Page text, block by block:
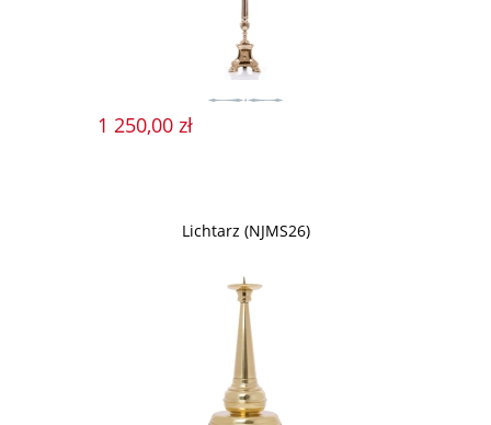
1 250,00 zł
Lichtarz (NJMS26)